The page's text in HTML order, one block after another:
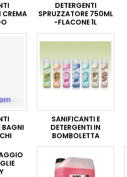
DETERGENTI
SPRUZZATORE 750ML
-FLACONE 1L
BAGNI
SANIFICANTI E
DETERGENTI IN
BOMBOLETTA